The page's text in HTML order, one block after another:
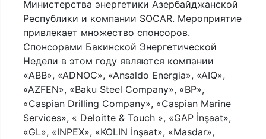
Министерства энергетики Азербайджанской
Республики и компании SOCAR. Мероприятие
привлекает множество спонсоров.
Спонсорами Бакинской Энергетической
Недели в этом году являются компании
«ABB», «ADNOC», «Ansaldo Energia», «AIQ»,
«AZFEN», «Baku Steel Company», «BP»,
«Caspian Drilling Company», «Caspian Marine
Services», « Deloitte & Touch », «GAP İnşaat»,
«GL», «INPEX», «KOLIN İnşaat», «Masdar»,